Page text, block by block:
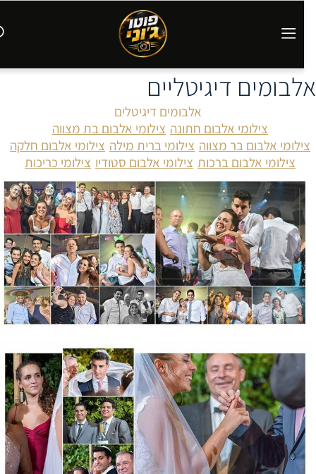
דיגיטליים
אלבומים דיגיטלים
צילומי אלבום חתונה צילומי אלבום בת מצווה
צילומי אלבום בר מצווה צילומי ברית מילה צילומי אלבום חלקה
צילומי אלבום ברכות צילומי אלבום סטודיו צילומי כריכות